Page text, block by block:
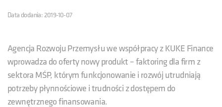
Data dodania: 2019-10-07
Agencja Rozwoju Przemysłu we współpracy z KUKE Finance
wprowadza do oferty nowy produkt – faktoring dla firm z
sektora MŚP, którym funkcjonowanie i rozwój utrudniają
potrzeby płynnościowe i trudności z dostępem do
zewnętrznego finansowania.